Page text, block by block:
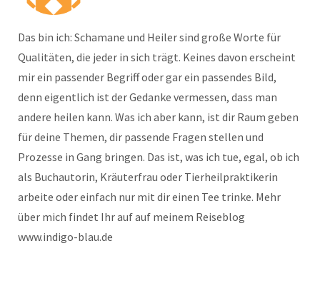
Das bin ich: Schamane und Heiler sind große Worte für
Qualitäten, die jeder in sich trägt. Keines davon erscheint
mir ein passender Begriff oder gar ein passendes Bild,
denn eigentlich ist der Gedanke vermessen, dass man
andere heilen kann. Was ich aber kann, ist dir Raum geben
für deine Themen, dir passende Fragen stellen und
Prozesse in Gang bringen. Das ist, was ich tue, egal, ob ich
als Buchautorin, Kräuterfrau oder Tierheilpraktikerin
arbeite oder einfach nur mit dir einen Tee trinke. Mehr
über mich findet Ihr auf auf meinem Reiseblog
www.indigo-blau.de